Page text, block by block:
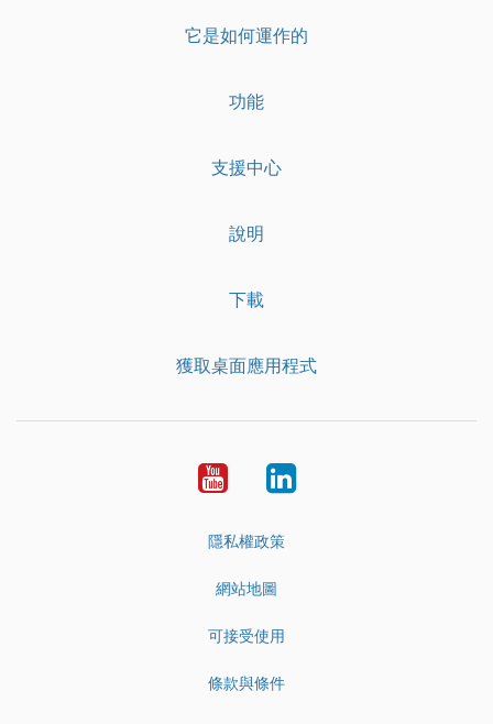
它是如何運作的
功能
支援中心
說明
下載
獲取桌面應用程式
YouTubeLinkedIn
隱私權政策
網站地圖
可接受使用
條款與條件